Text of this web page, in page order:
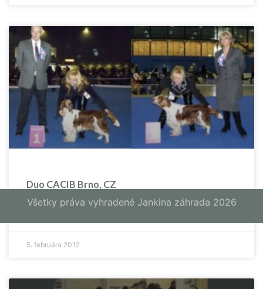
Duo CACIB Brno, CZ
5. februára 2012
Všetky práva vyhradené Jankina záhrada 2026